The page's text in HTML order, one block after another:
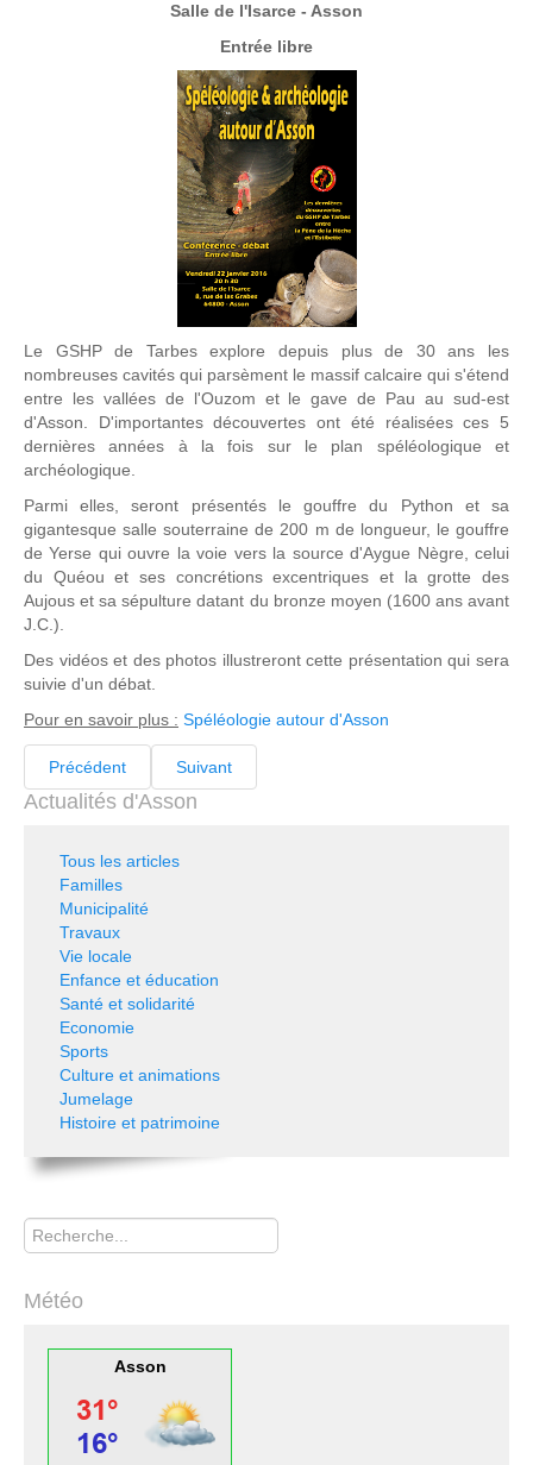
Salle de l'Isarce - Asson
Entrée libre
Le GSHP de Tarbes explore depuis plus de 30 ans les
nombreuses cavités qui parsèment le massif calcaire qui s'étend
entre les vallées de l'Ouzom et le gave de Pau au sud-est
d'Asson. D'importantes découvertes ont été réalisées ces 5
dernières années à la fois sur le plan spéléologique et
archéologique.
Parmi elles, seront présentés le gouffre du Python et sa
gigantesque salle souterraine de 200 m de longueur, le gouffre
de Yerse qui ouvre la voie vers la source d'Aygue Nègre, celui
du Quéou et ses concrétions excentriques et la grotte des
Aujous et sa sépulture datant du bronze moyen (1600 ans avant
J.C.).
Des vidéos et des photos illustreront cette présentation qui sera
suivie d'un débat.
Pour en savoir plus : Spéléologie autour d'Asson
Précédent Suivant
Actualités d'Asson
Tous les articles
Familles
Municipalité
Travaux
Vie locale
Enfance et éducation
Santé et solidarité
Economie
Sports
Culture et animations
Jumelage
Histoire et patrimoine
Rechercher
Météo
Asson